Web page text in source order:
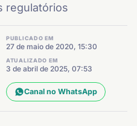
regulatórios
PUBLICADO EM
27 de maio de 2020, 15:30
ATUALIZADO EM
3 de abril de 2025, 07:53
Canal no WhatsApp